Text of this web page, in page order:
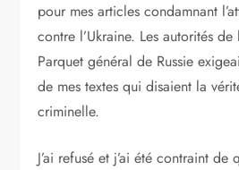
pour mes articles condamnant
contre l’Ukraine. Les autorités
Parquet général de Russie
de mes textes qui disaient la
criminelle.
J’ai refusé et j’ai été contraint